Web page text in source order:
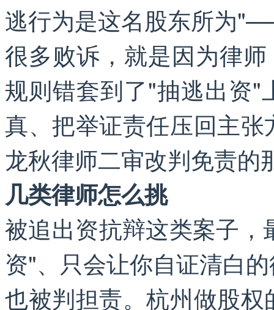
逃行为是这名股东所为
很多败诉，就是因为律
规则错套到了"抽逃出资"
真、把举证责任压回主
龙秋律师二审改判免责的
几类律师怎么挑
被追出资抗辩这类案子
资"、只会让你自证清白
也被判担责。杭州做股